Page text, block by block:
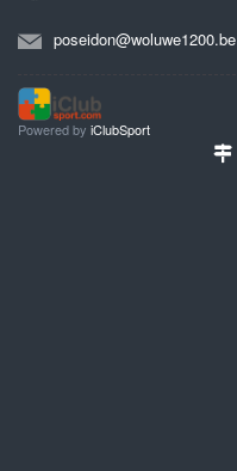
poseidon@woluwe1200.be
Powered by iClubSport